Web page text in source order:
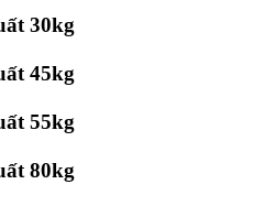
30kg
45kg
55kg
80kg